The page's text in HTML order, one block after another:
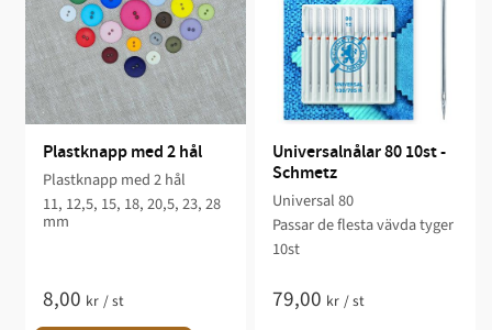
Plastknapp med 2 hål
Plastknapp med 2 hål
11, 12,5, 15, 18, 20,5, 23, 28
mm
8,00 kr /st
Universalnålar 80 10st -
Schmetz
Universal 80
Passar de flesta vävda tyger
10st
79,00 kr /st